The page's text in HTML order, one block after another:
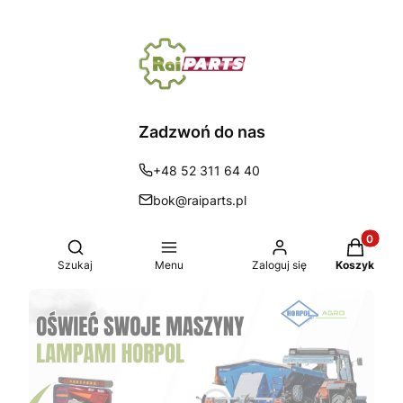
Zadzwoń do nas
+48 52 311 64 40
bok@raiparts.pl
Otwórz wyszukiwarkę
Szukaj Menu Zaloguj się Koszyk